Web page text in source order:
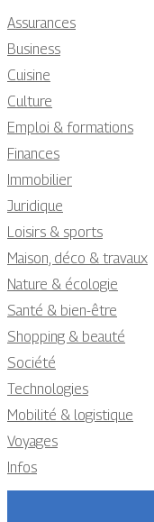
Assurances
Business
Cuisine
Culture
Emploi & formations
Finances
Immobilier
Juridique
Loisirs & sports
Maison, déco & travaux
Nature & écologie
Santé & bien-être
Shopping & beauté
Société
Technologies
Mobilité & logistique
Voyages
Infos